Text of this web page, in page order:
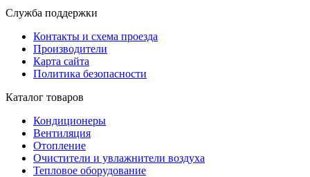
Служба поддержки
Контакты и схема проезда
Производители
Карта сайта
Политика безопасности
Каталог товаров
Кондиционеры
Вентиляция
Отопление
Очистители и увлажнители воздуха
Тепловое оборудование